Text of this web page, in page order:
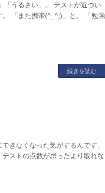
「うるさい」。 テストが近づい
「また携帯(^_^;)」と。 「勉強
続きを読む
きなくなった気がするんです」
ストの点数が思ったより取れな